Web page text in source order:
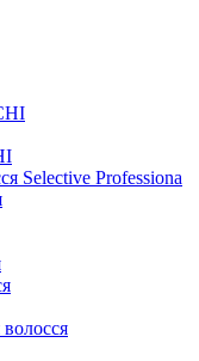
Selective Professiona